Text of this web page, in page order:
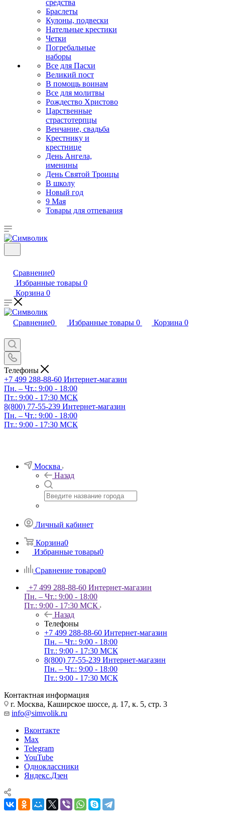
средства
Браслеты
Кулоны, подвески
Нательные крестики
Четки
Погребальные
наборы
Все для Пасхи
Великий пост
В помощь воинам
Все для молитвы
Рождество Христово
Царственные
страстотерпцы
Венчание, свадьба
Крестнику и
крестнице
День Ангела,
именины
День Святой Троицы
В школу
Новый год
9 Мая
Товары для отпевания
Сравнение0
Избранные товары 0
Корзина 0
Сравнение0 Избранные товары 0 Корзина 0
Телефоны
+7 499 288-88-60 Интернет-магазин
Пн. – Чт.: 9:00 - 18:00
Пт.: 9:00 - 17:30 МСК
8(800) 77-55-239 Интернет-магазин
Пн. – Чт.: 9:00 - 18:00
Пт.: 9:00 - 17:30 МСК
Москва
Назад
Личный кабинет
Корзина0
Избранные товары0
Сравнение товаров0
+7 499 288-88-60 Интернет-магазин
Пн. – Чт.: 9:00 - 18:00
Пт.: 9:00 - 17:30 МСК
Назад
Телефоны
+7 499 288-88-60 Интернет-магазин
Пн. – Чт.: 9:00 - 18:00
Пт.: 9:00 - 17:30 МСК
8(800) 77-55-239 Интернет-магазин
Пн. – Чт.: 9:00 - 18:00
Пт.: 9:00 - 17:30 МСК
Контактная информация
г. Москва, Каширское шоссе, д. 17, к. 5, стр. 3
info@simvolik.ru
Вконтакте
Max
Telegram
YouTube
Одноклассники
Яндекс.Дзен